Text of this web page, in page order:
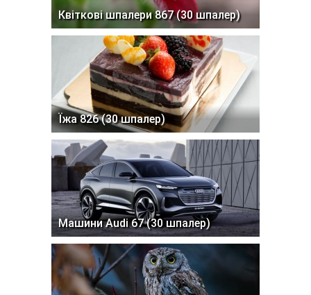
Квіткові шпалери 867 (30 шпалер)
Їжа 826 (30 шпалер)
Машини Audi 67 (30 шпалер)